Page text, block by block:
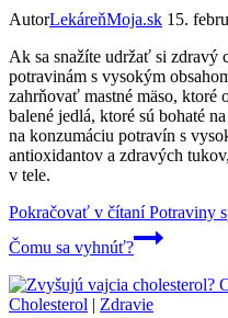
AutorLekáreňMoja.sk 15.
Ak sa snažíte udržať si zdravý
potravinám s vysokým
zahrňovať mastné mäso, ktoré
balené jedlá, ktoré sú bohaté
na konzumáciu potravín s
antioxidantov a zdravých
v tele.
Pokračovať v čítaníPotraviny
Čomu sa vyhnúť?
Cholesterol | Zdravie